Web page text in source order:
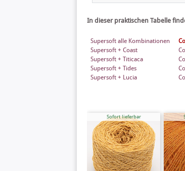
In dieser praktischen Tabelle
Supersoft alle Kombinationen
Supersoft + Coast
Supersoft + Titicaca
Supersoft + Tides
Supersoft + Lucia
Sofort lieferbar